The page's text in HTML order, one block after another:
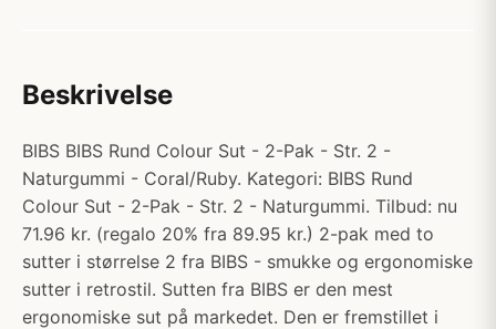
Beskrivelse
BIBS BIBS Rund Colour Sut - 2-Pak - Str. 2 -
Naturgummi - Coral/Ruby. Kategori: BIBS Rund
Colour Sut - 2-Pak - Str. 2 - Naturgummi. Tilbud: nu
71.96 kr. (regalo 20% fra 89.95 kr.) 2-pak med to
sutter i størrelse 2 fra BIBS - smukke og ergonomiske
sutter i retrostil. Sutten fra BIBS er den mest
ergonomiske sut på markedet. Den er fremstillet i